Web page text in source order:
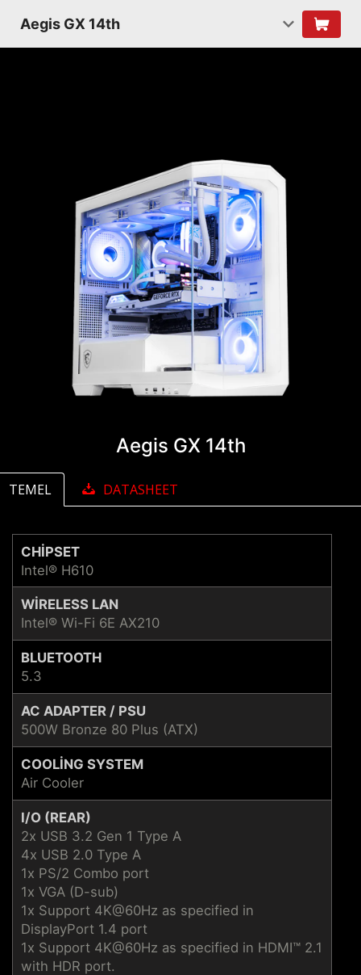
Aegis GX 14th
Aegis GX 14th
TEMEL DATASHEET
CHIPSET
Intel® H610
WIRELESS LAN
Intel® Wi-Fi 6E AX210
BLUETOOTH
5.3
AC ADAPTER / PSU
500W Bronze 80 Plus (ATX)
COOLING SYSTEM
Air Cooler
I/O (REAR)
2x USB 3.2 Gen 1 Type A
4x USB 2.0 Type A
1x PS/2 Combo port
1x VGA (D-sub)
1x Support 4K@60Hz as specified in
DisplayPort 1.4 port
1x Support 4K@60Hz as specified in HDMI™ 2.1
with HDR port.